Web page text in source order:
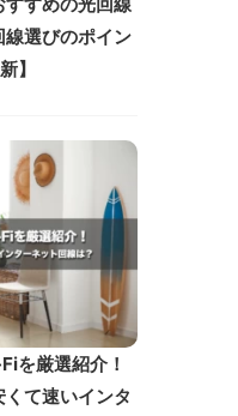
選びのポイン
】
を厳選紹介！
て速いインタ